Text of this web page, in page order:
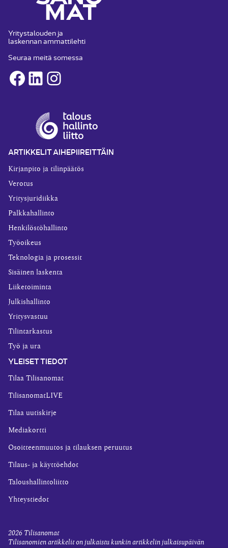
Yritystalouden ja
laskennan ammattilehti
Seuraa meitä somessa
Facebook
LinkedInInstagram
ARTIKKELIT AIHEPIIREITTÄIN
Kirjanpito ja tilinpäätös
Verotus
Yritysjuridiikka
Palkkahallinto
Henkilöstöhallinto
Työoikeus
Teknologia ja prosessit
Sisäinen laskenta
Liiketoiminta
Julkishallinto
Yritysvastuu
Tilintarkastus
Työ ja ura
YLEISET TIEDOT
Tilaa Tilisanomat
TilisanomatLIVE
Tilaa uutiskirje
Mediakortti
Osoitteenmuutos ja tilauksen peruutus
Tilaus- ja käyttöehdot
Taloushallintoliitto
Yhteystiedot
2026 Tilisanomat
Tilisanomien artikkelit on julkaistu kunkin artikkelin julkaisupäivän